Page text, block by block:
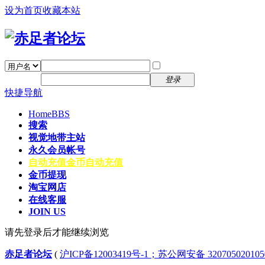
设为首页收藏本站
登录
快捷导航
HomeBBS
搜索
视觉地带主站
永久会员帐号
自动充值金币自动充值
金币提现
淘宝网店
在线客服
JOIN US
请先登录后才能继续浏览
赤足者论坛( 沪ICP备12003419号-1；苏公网安备